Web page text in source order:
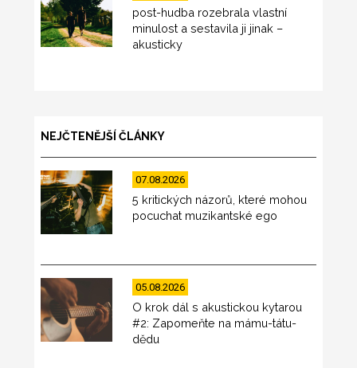
post-hudba rozebrala vlastní
minulost a sestavila ji jinak –
akusticky
NEJČTENĚJŠÍ ČLÁNKY
07.08.2026
5 kritických názorů, které mohou
pocuchat muzikantské ego
05.08.2026
O krok dál s akustickou kytarou
#2: Zapomeňte na mámu-tátu-
dědu